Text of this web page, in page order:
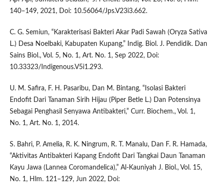
140–149, 2021, Doi: 10.56064/Jps.V23i3.662.
C. G. Semiun, “Karakterisasi Bakteri Akar Padi Sawah (Oryza Sativa
L.) Desa Noelbaki, Kabupaten Kupang,” Indig. Biol. J. Pendidik. Dan
Sains Biol., Vol. 5, No. 1, Art. No. 1, Sep 2022, Doi:
10.33323/Indigenous.V5i1.293.
U. M. Safira, F. H. Pasaribu, Dan M. Bintang, “Isolasi Bakteri
Endofit Dari Tanaman Sirih Hijau (Piper Betle L.) Dan Potensinya
Sebagai Penghasil Senyawa Antibakteri,” Curr. Biochem., Vol. 1,
No. 1, Art. No. 1, 2014.
S. Bahri, P. Amelia, R. K. Ningrum, R. T. Manalu, Dan F. R. Hamada,
“Aktivitas Antibakteri Kapang Endofit Dari Tangkai Daun Tanaman
Kayu Jawa (Lannea Coromandelica),” Al-Kauniyah J. Biol., Vol. 15,
No. 1, Hlm. 121–129, Jun 2022, Doi: